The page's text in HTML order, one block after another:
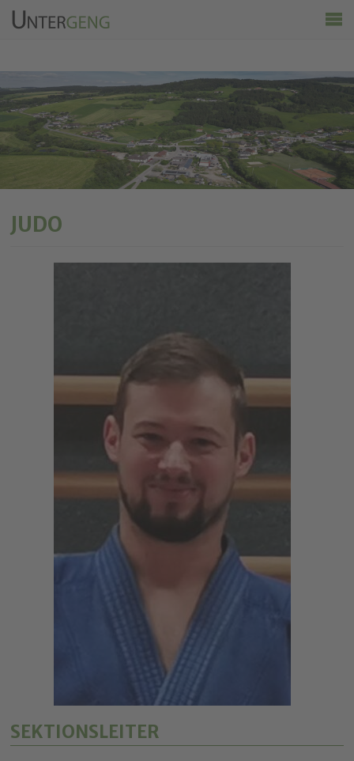
Ortsinfo
Kalender
Wirtschaft & Tourismus
JUDO
SEKTIONSLEITER